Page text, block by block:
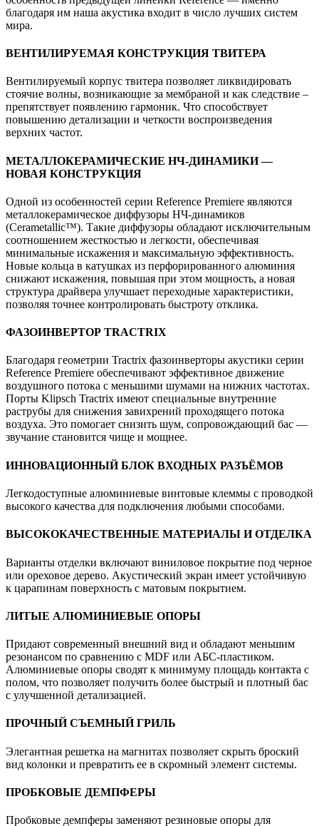
благодаря им наша акустика входит в число лучших систем
мира.
ВЕНТИЛИРУЕМАЯ КОНСТРУКЦИЯ ТВИТЕРА
Вентилируемый корпус твитера позволяет ликвидировать
стоячие волны, возникающие за мембраной и как следствие –
препятствует появлению гармоник. Что способствует
повышению детализации и четкости воспроизведения
верхних частот.
МЕТАЛЛОКЕРАМИЧЕСКИЕ НЧ-ДИНАМИКИ —
НОВАЯ КОНСТРУКЦИЯ
Одной из особенностей серии Reference Premiere являются
металлокерамическое диффузоры НЧ-динамиков
(Cerametallic™). Такие диффузоры обладают исключительным
соотношением жесткостью и легкости, обеспечивая
минимальные искажения и максимальную эффективность.
Новые кольца в катушках из перфорированного алюминия
снижают искажения, повышая при этом мощность, а новая
структура драйвера улучшает переходные характеристики,
позволяя точнее контролировать быстроту отклика.
ФАЗОИНВЕРТОР TRACTRIX
Благодаря геометрии Tractrix фазоинверторы акустики серии
Reference Premiere обеспечивают эффективное движение
воздушного потока с меньшими шумами на нижних частотах.
Порты Klipsch Tractrix имеют специальные внутренние
раструбы для снижения завихрений проходящего потока
воздуха. Это помогает снизить шум, сопровождающий бас —
звучание становится чище и мощнее.
ИННОВАЦИОННЫЙ БЛОК ВХОДНЫХ РАЗЪЁМОВ
Легкодоступные алюминиевые винтовые клеммы с проводкой
высокого качества для подключения любыми способами.
ВЫСОКОКАЧЕСТВЕННЫЕ МАТЕРИАЛЫ И ОТДЕЛКА
Варианты отделки включают виниловое покрытие под черное
или ореховое дерево. Акустический экран имеет устойчивую
к царапинам поверхность с матовым покрытием.
ЛИТЫЕ АЛЮМИНИЕВЫЕ ОПОРЫ
Придают современный внешний вид и обладают меньшим
резонансом по сравнению с MDF или АБС-пластиком.
Алюминиевые опоры сводят к минимуму площадь контакта с
полом, что позволяет получить более быстрый и плотный бас
с улучшенной детализацией.
ПРОЧНЫЙ СЪЕМНЫЙ ГРИЛЬ
Элегантная решетка на магнитах позволяет скрыть броский
вид колонки и превратить ее в скромный элемент системы.
ПРОБКОВЫЕ ДЕМПФЕРЫ
Пробковые демпферы заменяют резиновые опоры для